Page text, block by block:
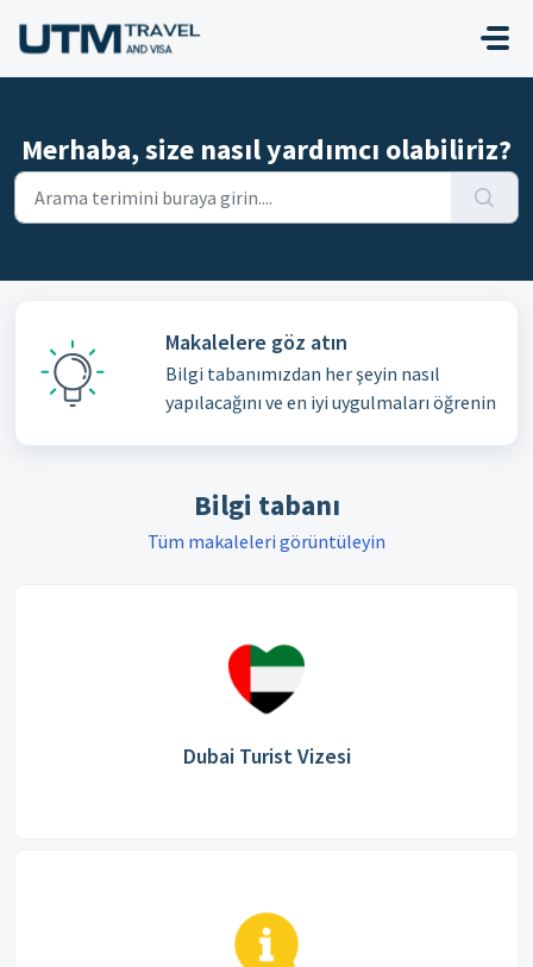
Merhaba, size nasıl yardımcı olabiliriz?
Makalelere göz atın
Bilgi tabanımızdan her şeyin nasıl
yapılacağını ve en iyi uygulmaları öğrenin
Bilgi tabanı
Tüm makaleleri görüntüleyin
Dubai Turist Vizesi